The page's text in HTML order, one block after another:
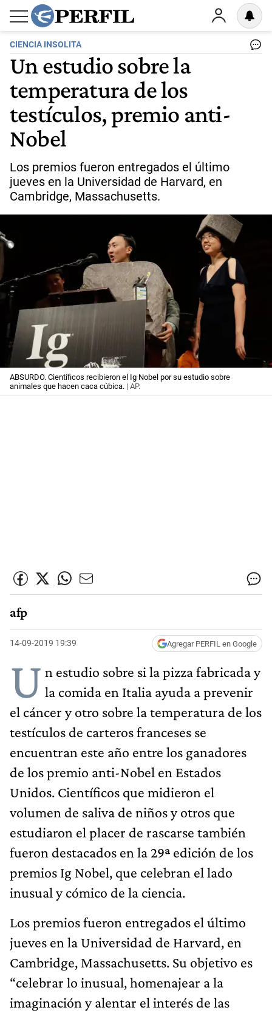
CIENCIA INSOLITA
Un estudio sobre la
temperatura de los
testículos, premio anti-
Nobel
Los premios fueron entregados el último
jueves en la Universidad de Harvard, en
Cambridge, Massachusetts.
ABSURDO. Científicos recibieron el Ig Nobel por su estudio sobre
animales que hacen caca cúbica. | AP.
afp
14-09-2019 19:39 Agregar PERFIL en Google
U n estudio sobre si la pizza fabricada y
la comida en Italia ayuda a prevenir
el cáncer y otro sobre la temperatura de los
testículos de carteros franceses se
encuentran este año entre los ganadores
de los premio anti-Nobel en Estados
Unidos. Científicos que midieron el
volumen de saliva de niños y otros que
estudiaron el placer de rascarse también
fueron destacados en la 29ª edición de los
premios Ig Nobel, que celebran el lado
inusual y cómico de la ciencia.
Los premios fueron entregados el último
jueves en la Universidad de Harvard, en
Cambridge, Massachusetts. Su objetivo es
“celebrar lo inusual, homenajear a la
imaginación y alentar el interés de las